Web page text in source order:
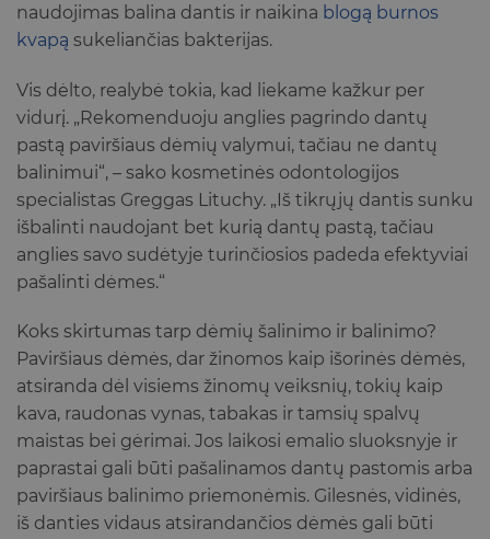
naudojimas balina dantis ir naikina blogą burnos
kvapą sukeliančias bakterijas.
Vis dėlto, realybė tokia, kad liekame kažkur per
vidurį. „Rekomenduoju anglies pagrindo dantų
pastą paviršiaus dėmių valymui, tačiau ne dantų
balinimui“, – sako kosmetinės odontologijos
specialistas Greggas Lituchy. „Iš tikrųjų dantis sunku
išbalinti naudojant bet kurią dantų pastą, tačiau
anglies savo sudėtyje turinčiosios padeda efektyviai
pašalinti dėmes.“
Koks skirtumas tarp dėmių šalinimo ir balinimo?
Paviršiaus dėmės, dar žinomos kaip išorinės dėmės,
atsiranda dėl visiems žinomų veiksnių, tokių kaip
kava, raudonas vynas, tabakas ir tamsių spalvų
maistas bei gėrimai. Jos laikosi emalio sluoksnyje ir
paprastai gali būti pašalinamos dantų pastomis arba
paviršiaus balinimo priemonėmis. Gilesnės, vidinės,
iš danties vidaus atsirandančios dėmės gali būti